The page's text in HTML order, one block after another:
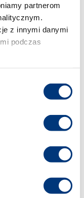
partnerom
z innymi danymi
podczas
dobę!